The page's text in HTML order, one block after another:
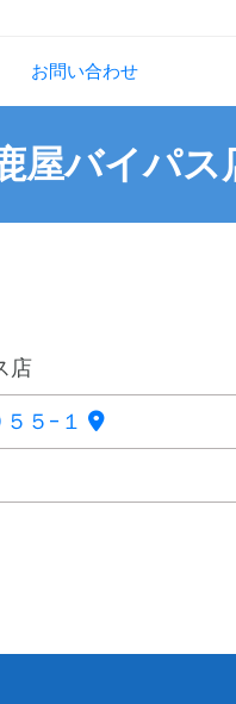
お問い合わせ
バイパス
店
５-１